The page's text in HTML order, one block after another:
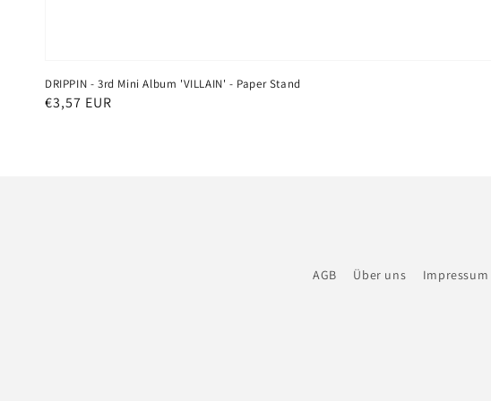
DRIPPIN - 3rd Mini Album 'VILLAIN' - Paper Stand
Normaler
€3,57 EUR
AGB Über uns Impressum